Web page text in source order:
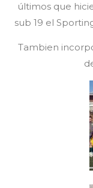
últimos que
sub 19 el
Tambien